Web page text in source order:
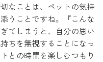
なことは、ペットの気持
うことですね。『こんな
てしまうと、自分の思い
ちを無視することになっ
との時間を楽しむつもり